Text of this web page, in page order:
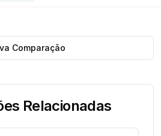
Comparação
Relacionadas